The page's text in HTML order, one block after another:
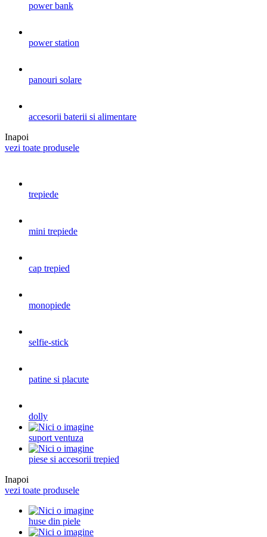
power bank
power station
panouri solare
accesorii baterii si alimentare
Inapoi
vezi toate produsele
trepiede
mini trepiede
cap trepied
monopiede
selfie-stick
patine si placute
dolly
suport ventuza
piese si accesorii trepied
Inapoi
vezi toate produsele
huse din piele